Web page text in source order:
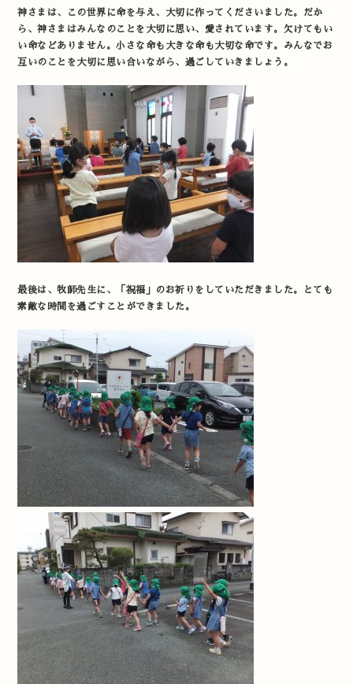
神さまは、この世界に命を与え、大切に作ってくださいました。だか
ら、神さまはみんなのことを大切に思い、愛されています。欠けてもい
い命などありません。小さな命も大きな命も大切な命です。みんなでお
互いのことを大切に思い合いながら、過ごしていきましょう。
最後は、牧師先生に、「祝福」のお祈りをしていただきました。とても
素敵な時間を過ごすことができました。